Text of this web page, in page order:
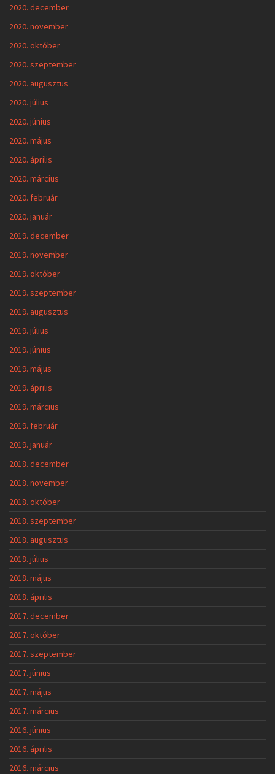
2020. december
2020. november
2020. október
2020. szeptember
2020. augusztus
2020. július
2020. június
2020. május
2020. április
2020. március
2020. február
2020. január
2019. december
2019. november
2019. október
2019. szeptember
2019. augusztus
2019. július
2019. június
2019. május
2019. április
2019. március
2019. február
2019. január
2018. december
2018. november
2018. október
2018. szeptember
2018. augusztus
2018. július
2018. május
2018. április
2017. december
2017. október
2017. szeptember
2017. június
2017. május
2017. március
2016. június
2016. április
2016. március